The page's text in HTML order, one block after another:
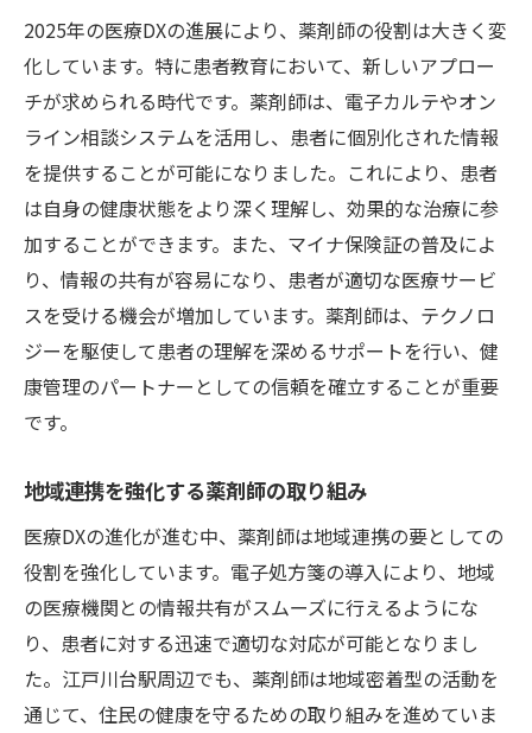
2025年の医療DXの進展により、薬剤師の役割は大きく変
化しています。特に患者教育において、新しいアプロー
チが求められる時代です。薬剤師は、電子カルテやオン
ライン相談システムを活用し、患者に個別化された情報
を提供することが可能になりました。これにより、患者
は自身の健康状態をより深く理解し、効果的な治療に参
加することができます。また、マイナ保険証の普及によ
り、情報の共有が容易になり、患者が適切な医療サービ
スを受ける機会が増加しています。薬剤師は、テクノロ
ジーを駆使して患者の理解を深めるサポートを行い、健
康管理のパートナーとしての信頼を確立することが重要
です。
地域連携を強化する薬剤師の取り組み
医療DXの進化が進む中、薬剤師は地域連携の要としての
役割を強化しています。電子処方箋の導入により、地域
の医療機関との情報共有がスムーズに行えるようにな
り、患者に対する迅速で適切な対応が可能となりまし
た。江戸川台駅周辺でも、薬剤師は地域密着型の活動を
通じて、住民の健康を守るための取り組みを進めていま